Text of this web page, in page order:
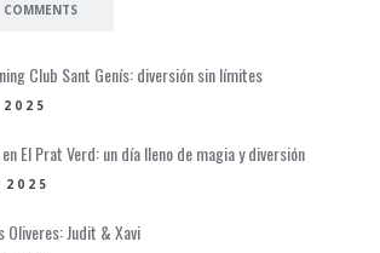
COMMENTS
Club Sant Genís: diversión sin límites
El Prat Verd: un día lleno de magia y diversión
2025
Oliveres: Judit & Xavi